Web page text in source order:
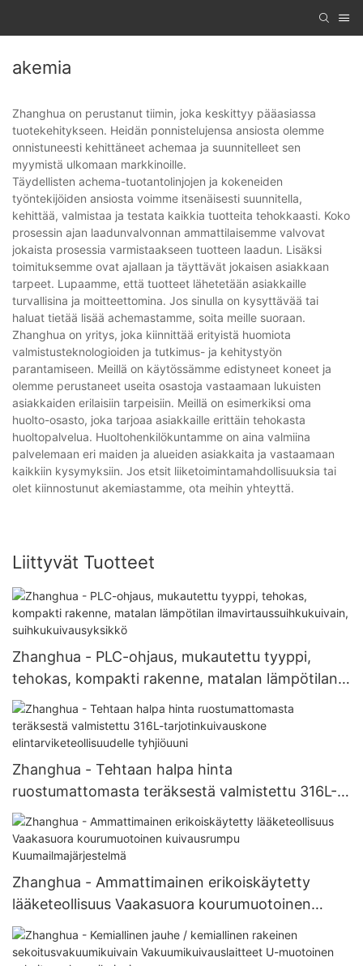
akemia
Zhanghua on perustanut tiimin, joka keskittyy pääasiassa
tuotekehitykseen. Heidän ponnistelujensa ansiosta olemme
onnistuneesti kehittäneet achemaa ja suunnitelleet sen
myymistä ulkomaan markkinoille.
Täydellisten achema-tuotantolinjojen ja kokeneiden
työntekijöiden ansiosta voimme itsenäisesti suunnitella,
kehittää, valmistaa ja testata kaikkia tuotteita tehokkaasti. Koko
prosessin ajan laadunvalvonnan ammattilaisemme valvovat
jokaista prosessia varmistaakseen tuotteen laadun. Lisäksi
toimituksemme ovat ajallaan ja täyttävät jokaisen asiakkaan
tarpeet. Lupaamme, että tuotteet lähetetään asiakkaille
turvallisina ja moitteettomina. Jos sinulla on kysyttävää tai
haluat tietää lisää achemastamme, soita meille suoraan.
Zhanghua on yritys, joka kiinnittää erityistä huomiota
valmistusteknologioiden ja tutkimus- ja kehitystyön
parantamiseen. Meillä on käytössämme edistyneet koneet ja
olemme perustaneet useita osastoja vastaamaan lukuisten
asiakkaiden erilaisiin tarpeisiin. Meillä on esimerkiksi oma
huolto-osasto, joka tarjoaa asiakkaille erittäin tehokasta
huoltopalvelua. Huoltohenkilökuntamme on aina valmiina
palvelemaan eri maiden ja alueiden asiakkaita ja vastaamaan
kaikkiin kysymyksiin. Jos etsit liiketoimintamahdollisuuksia tai
olet kiinnostunut akemiastamme, ota meihin yhteyttä.
Liittyvät Tuotteet
Zhanghua - PLC-ohjaus, mukautettu tyyppi,
tehokas, kompakti rakenne, matalan lämpötilan
ilmavirtaussuihkukuivain, suihkukuivausyksikkö
Zhanghua - Tehtaan halpa hinta
ruostumattomasta teräksestä valmistettu 316L-
tarjotinkuivauskone elintarviketeollisuudelle
tyhjiöuuni
Zhanghua - Ammattimainen erikoiskäytetty
lääketeollisuus Vaakasuora kourumuotoinen
kuivausrumpu Kuumailmajärjestelmä